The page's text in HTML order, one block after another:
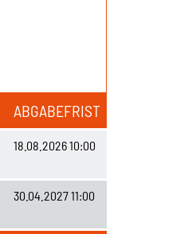
ABGABEFRIST
18.08.2026 10:00
30.04.2027 11:00